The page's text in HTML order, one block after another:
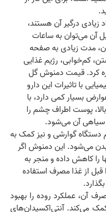
زیادی درگیر آن هستند،
آن می‌توان به ساعات
مدت زیادی به صفحه
کم‌خوابی، رژیم غذایی
کرد. قیمت دمنوش گل
با تاثیرات این دارو
بسیار کمی دارد، با
پوست اطراف چشم را
آن می‌شود.
گوارشی و نیز کمک به
می‌شود. این دمنوش اگر
را کاهش داده و منجر به
از غذا مصرف استفاده
آن، عملکرد روده را بهبود
می‌کند. آنتی‌اکسیدان‌های